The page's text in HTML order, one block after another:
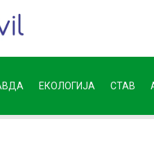
ЕКОЛОГИЈА СТАВ